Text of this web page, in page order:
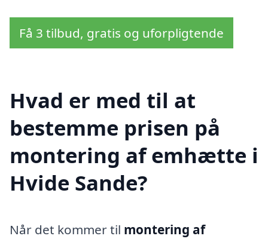
Få 3 tilbud, gratis og uforpligtende
Hvad er med til at
bestemme prisen på
montering af emhætte i
Hvide Sande?
Når det kommer til montering af